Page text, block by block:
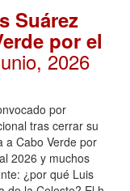
Suárez
por el
2026
por
tras cerrar su
a Cabo Verde por
2026 y muchos
¿por qué Luis